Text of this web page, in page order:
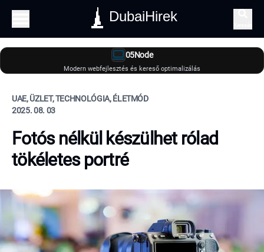
DubaiHirek
05Node
Modern webfejlesztés és kereső optimalizálás
UAE, ÜZLET, TECHNOLÓGIA, ÉLETMÓD
2025. 08. 03
Fotós nélkül készülhet rólad
tökéletes portré